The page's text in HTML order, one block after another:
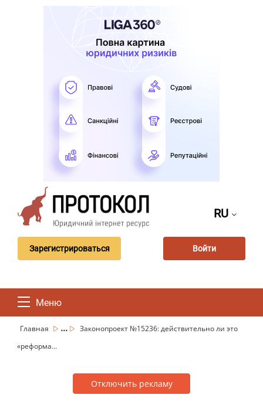
RU
Зарегистрироваться Войти
Меню
Главная ...
Законопроект №15236: действительно ли это
«реформа...
Отключить рекламу